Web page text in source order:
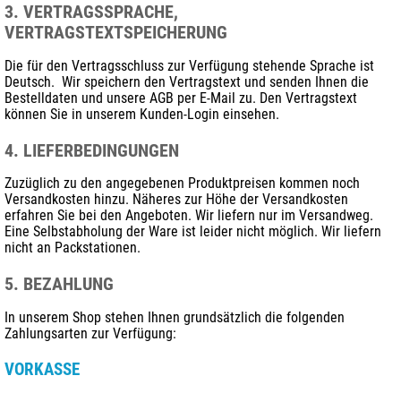
3. VERTRAGSSPRACHE,
VERTRAGSTEXTSPEICHERUNG
Die für den Vertragsschluss zur Verfügung stehende Sprache ist
Deutsch. Wir speichern den Vertragstext und senden Ihnen die
Bestelldaten und unsere AGB per E-Mail zu. Den Vertragstext
können Sie in unserem Kunden-Login einsehen.
4. LIEFERBEDINGUNGEN
Zuzüglich zu den angegebenen Produktpreisen kommen noch
Versandkosten hinzu. Näheres zur Höhe der Versandkosten
erfahren Sie bei den Angeboten. Wir liefern nur im Versandweg.
Eine Selbstabholung der Ware ist leider nicht möglich. Wir liefern
nicht an Packstationen.
5. BEZAHLUNG
In unserem Shop stehen Ihnen grundsätzlich die folgenden
Zahlungsarten zur Verfügung:
VORKASSE